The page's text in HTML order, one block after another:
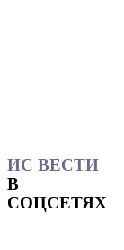
ИС ВЕСТИ
В
СОЦСЕТЯХ